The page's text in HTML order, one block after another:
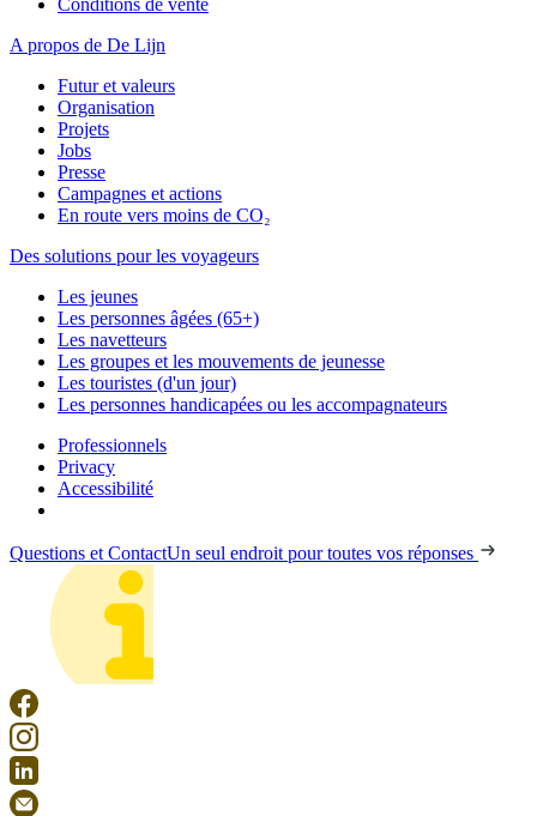
Conditions de vente
A propos de De Lijn
Futur et valeurs
Organisation
Projets
Jobs
Presse
Campagnes et actions
En route vers moins de CO₂
Des solutions pour les voyageurs
Les jeunes
Les personnes âgées (65+)
Les navetteurs
Les groupes et les mouvements de jeunesse
Les touristes (d'un jour)
Les personnes handicapées ou les accompagnateurs
Professionnels
Privacy
Accessibilité
Questions et ContactUn seul endroit pour toutes vos réponses